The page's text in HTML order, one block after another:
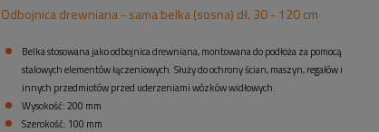
Odbojnica drewniana - sama belka (sosna) dł. 30 - 120 cm
Belka stosowana jako odbojnica drewniana, montowana do podłoża za pomocą
stalowych elementów łączeniowych. Służy do ochrony ścian, maszyn, regałów i
innych przedmiotów przed uderzeniami wózków widłowych.
Wysokość: 200 mm
Szerokość: 100 mm